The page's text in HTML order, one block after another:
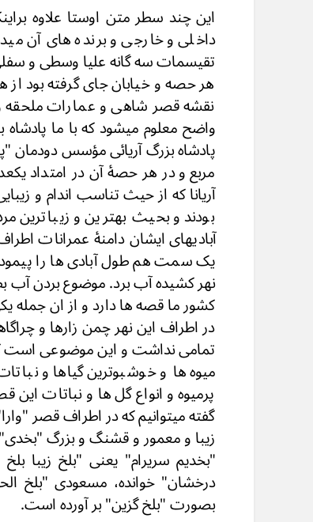
این چند سطر متن اوستا علاوه
داخلی و خارجی و برنده های آن
تقیسمات سه گانه علیا وسطی و سفلی
هر حصه و خیابان جای گرفته بود
نقشه قصر شاهی و عمارات ملحقه و
واضح معلوم میشود که با ما
پادشاه بزرگ آریائی مؤسس دودمان
مربع و در هر حصۀ آن در امتداد
آریانا که از حیث تناسب اندام و
بودند و بحیث بهترین و زیباترین
آبادیهای ایشان دامنۀ عمرانات
یک سمت هم طول آبادی ها را
نهر کشیده آب برد. موضوع بردن
کشور ما قصه ها دارد و از ان جمله
در اطراف این نهر چمن زارها و
تمامی نداشت و این موضوعی است که
میوه ها و خوشبوترین گیاها و
پرمیوه و انواع گل ها و نباتات
گفته میتوانیم که در اطراف قصر
زیبا و معمور و قشنگ و بزرگ
"بخدیم سریرام" یعنی "بلخ زیبا
درخشان" خوانده، مسعودی "بلخ
بصورت "بلخ گزین" بر آورده است.